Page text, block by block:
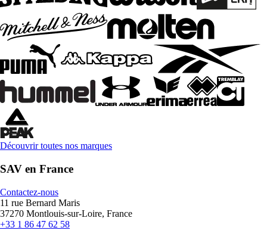
Découvrir toutes nos marques
SAV en France
Contactez-nous
11 rue Bernard Maris
37270 Montlouis-sur-Loire, France
+33 1 86 47 62 58